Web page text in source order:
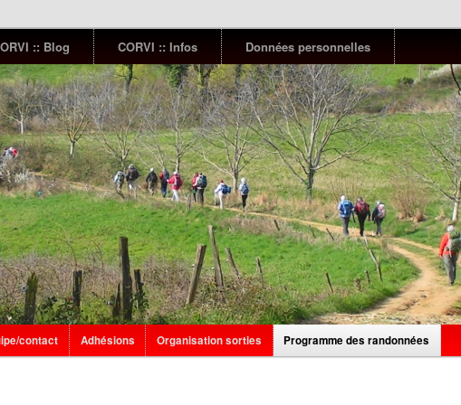
:: Blog CORVI :: Infos Données personnelles
contact Adhésions Organisation sorties Programme des randonnées